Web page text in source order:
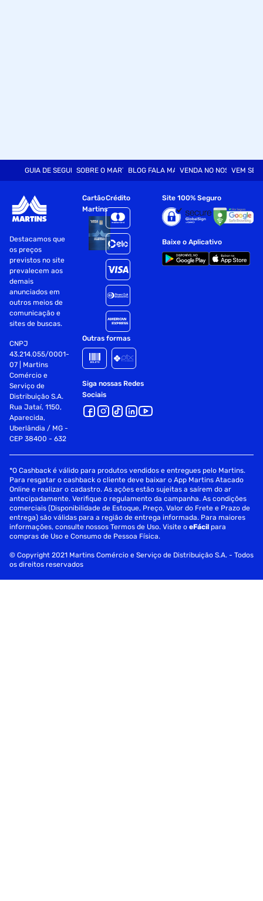
GUIA DE SEGURANÇASOBRE O MARTINSBLOG FALA MARTVENDA NO NOSSO SITE
VEM SER
Destacamos que
os preços
previstos no site
prevalecem aos
demais
anunciados em
outros meios de
comunicação e
sites de buscas.
CNPJ
43.214.055/0001-
07 | Martins
Comércio e
Serviço de
Distribuição S.A.
Rua Jataí, 1150,
Aparecida,
Uberlândia / MG -
CEP 38400 - 632
Cartão
Martins
Crédito
Outras formas
Siga nossas Redes
Sociais
Site 100% Seguro
Baixe o Aplicativo
*O Cashback é válido para produtos vendidos e entregues pelo Martins.
Para resgatar o cashback o cliente deve baixar o App Martins Atacado
Online e realizar o cadastro. As ações estão sujeitas a saírem do ar
antecipadamente. Verifique o regulamento da campanha. As condições
comerciais (Disponibilidade de Estoque, Preço, Valor do Frete e Prazo de
entrega) são válidas para a região de entrega informada. Para maiores
informações, consulte nossos Termos de Uso. Visite oeFácil para
compras de Uso e Consumo de Pessoa Física.
© Copyright 2021 Martins Comércio e Serviço de Distribuição S.A. - Todos
os direitos reservados